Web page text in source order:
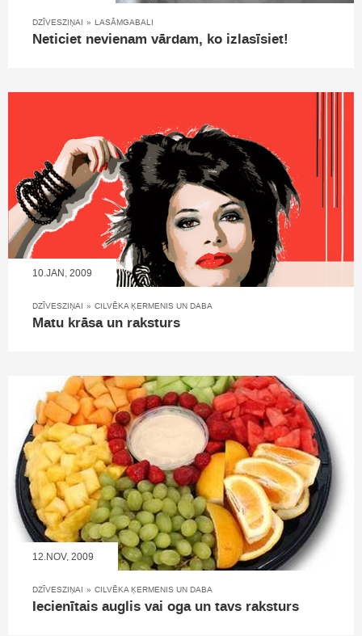
DZĪVESZIŅAI » LASĀMGABALI
Neticiet nevienam vārdam, ko izlasīsiet!
10.JAN, 2009
DZĪVESZIŅAI » CILVĒKA ĶERMENIS UN DABA
Matu krāsa un raksturs
12.NOV, 2009
DZĪVESZIŅAI » CILVĒKA ĶERMENIS UN DABA
Iecienītais auglis vai oga un tavs raksturs